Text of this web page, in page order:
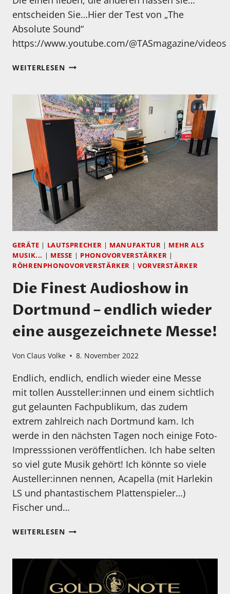
entscheiden Sie…Hier der Test von „The
Absolute Sound“
https://www.youtube.com/@TASmagazine/videos
WEITERLESENEIN
ÜBER
ZWEI
„GOLDSTÜCKE“
GERÄTE | LAUTSPRECHER | MANUFAKTUR | MEHR ALS
MUSIK... | MESSE | PHONOVORVERSTÄRKER |
RÖHRENPHONOVORVERSTÄRKER |VORVERSTÄRKER
Die Finest Audioshow in
Dortmund – endlich wieder
eine ausgezeichnete Messe!
Von Claus Volke 8. November 2022
Endlich, endlich, endlich wieder eine Messe
mit tollen Aussteller:innen und einem sichtlich
gut gelaunten Fachpublikum, das zudem
extrem zahlreich nach Dortmund kam. Ich
werde in den nächsten Tagen noch einige Foto-
Impresssionen veröffentlichen. Ich habe selten
so viel gute Musik gehört! Ich könnte so viele
Austeller:innen nennen, Acapella (mit Harlekin
LS und phantastischem Plattenspieler…)
Fischer und…
WEITERLESENDIE
DORTMUND
–